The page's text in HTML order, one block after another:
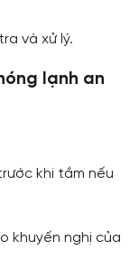
và xử lý.
lạnh an
khi tắm nếu
khuyến nghị của